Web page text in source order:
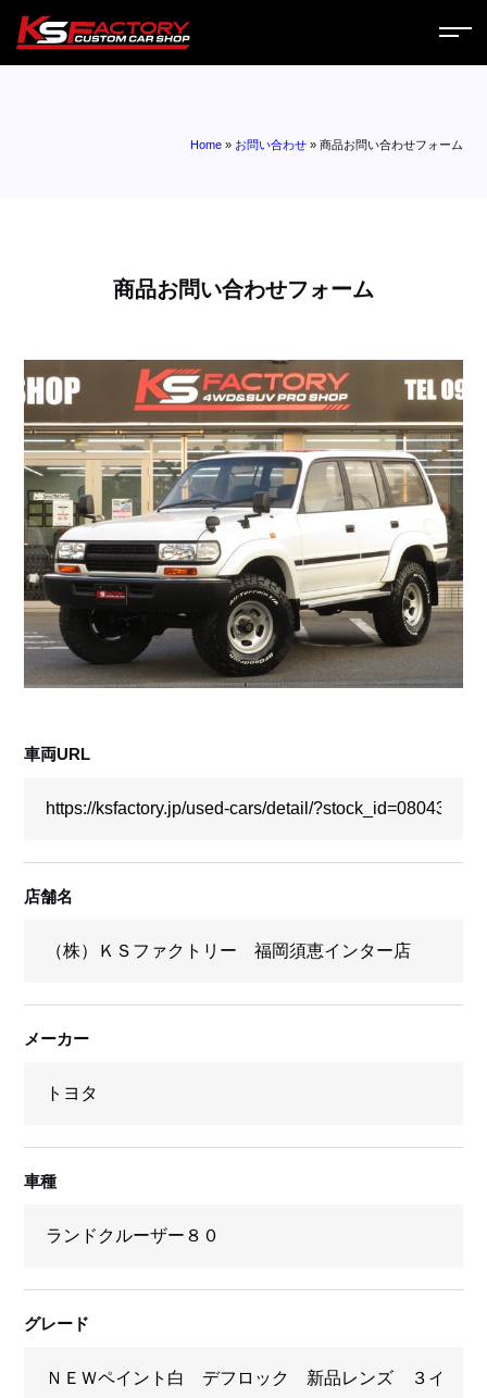
営業日
お問い合わせ
採用情報
店舗問い合わせ
Home » お問い合わせ »商品お問い合わせフォーム
商品お問い合わせフォーム
車両URL
店舗名
メーカー
車種
グレード